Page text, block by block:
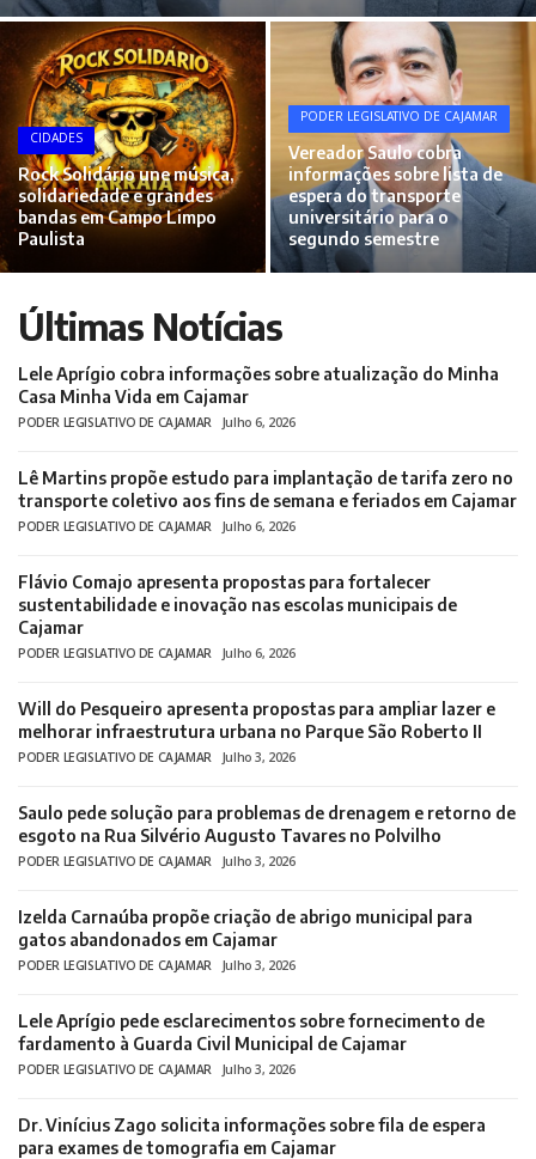
Quinta-feira (25) começa gelada, com chuviscos e máxima de apenas 14ºC em Cajamar
Dr. Vinícius Zago cobra informações sobre fila de espera para exames de tomografia em Cajamar Subtítulo
Vereador Saulo solicita informações sobre empréstimo de equipamentos de mobilidade e apoio hospitalar em Cajamar
Vereador Lê Martins volta a cobrar melhorias no transporte intermunicipal entre Cajamar e Jundiaí
PF realiza operação na Capital, Cajamar e Boituva para investigar aplicações financeiras
Dr. Vinícius Zago solicita informações detalhadas sobre atendimento pediátrico e cirurgias infantis em Cajamar
Rock Solidário une música, solidariedade e grandes bandas em Campo Limpo Paulista
Vereador Saulo cobra informações sobre lista de espera do transporte universitário para o segundo semestre
CIDADES
Rock Solidário une música,
solidariedade e grandes
bandas em Campo Limpo
Paulista
PODER LEGISLATIVO DE CAJAMAR
Vereador Saulo cobra
informações sobre lista de
espera do transporte
universitário para o
segundo semestre
Últimas Notícias
Lele Aprígio cobra informações sobre atualização do Minha
Casa Minha Vida em Cajamar
PODER LEGISLATIVO DE CAJAMAR Julho 6, 2026
Lê Martins propõe estudo para implantação de tarifa zero no
transporte coletivo aos fins de semana e feriados em Cajamar
PODER LEGISLATIVO DE CAJAMAR Julho 6, 2026
Flávio Comajo apresenta propostas para fortalecer
sustentabilidade e inovação nas escolas municipais de
Cajamar
PODER LEGISLATIVO DE CAJAMAR Julho 6, 2026
Will do Pesqueiro apresenta propostas para ampliar lazer e
melhorar infraestrutura urbana no Parque São Roberto II
PODER LEGISLATIVO DE CAJAMAR Julho 3, 2026
Saulo pede solução para problemas de drenagem e retorno de
esgoto na Rua Silvério Augusto Tavares no Polvilho
PODER LEGISLATIVO DE CAJAMAR Julho 3, 2026
Izelda Carnaúba propõe criação de abrigo municipal para
gatos abandonados em Cajamar
PODER LEGISLATIVO DE CAJAMAR Julho 3, 2026
Lele Aprígio pede esclarecimentos sobre fornecimento de
fardamento à Guarda Civil Municipal de Cajamar
PODER LEGISLATIVO DE CAJAMAR Julho 3, 2026
Dr. Vinícius Zago solicita informações sobre fila de espera
para exames de tomografia em Cajamar